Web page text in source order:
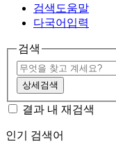
검색도움말
다국어입력
검색
상세검색
결과 내 재검색
인기 검색어